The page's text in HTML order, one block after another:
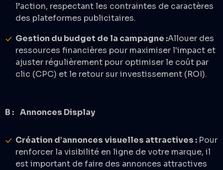
l’action, respectant les contraintes de caractères
des plateformes publicitaires. ​
Gestion du budget de la campagne :Allouer des
ressources financières pour maximiser l'impact et
ajuster régulièrement pour optimiser le coût par
clic (CPC) et le retour sur investissement (ROI).​
B : Annonces Display
Création d’annonces visuelles attractives : Pour
renforcer la visibilité en ligne de votre marque, il
est important de faire des annonces attractives